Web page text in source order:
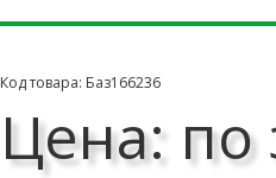
Код товара: Баз166236
Цена: по